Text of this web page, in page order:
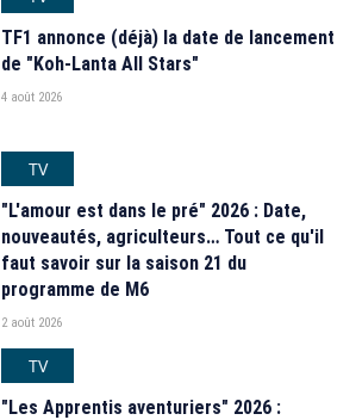
TF1 annonce (déjà) la date de lancement
de "Koh-Lanta All Stars"
4 août 2026
TV
"L'amour est dans le pré" 2026 : Date,
nouveautés, agriculteurs… Tout ce qu'il
faut savoir sur la saison 21 du
programme de M6
2 août 2026
TV
"Les Apprentis aventuriers" 2026 :